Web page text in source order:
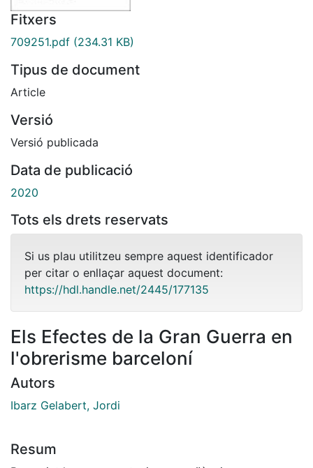
Fitxers
709251.pdf (234.31 KB)
Tipus de document
Article
Versió
Versió publicada
Data de publicació
2020
Tots els drets reservats
Si us plau utilitzeu sempre aquest identificador
per citar o enllaçar aquest document:
https://hdl.handle.net/2445/177135
Els Efectes de la Gran Guerra en
l'obrerisme barceloní
Autors
Ibarz Gelabert, Jordi
Resum